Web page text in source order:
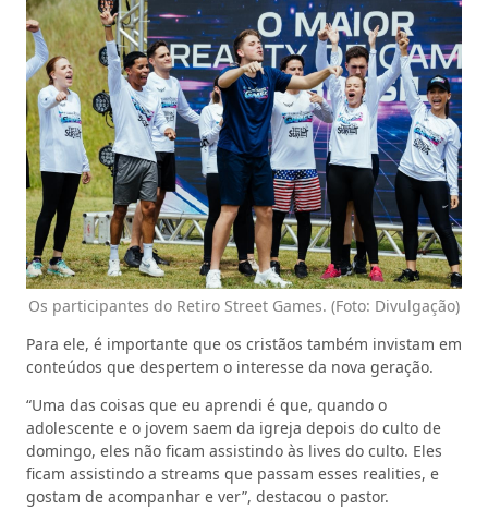
Os participantes do Retiro Street Games. (Foto: Divulgação)
Para ele, é importante que os cristãos também invistam em
conteúdos que despertem o interesse da nova geração.
“Uma das coisas que eu aprendi é que, quando o
adolescente e o jovem saem da igreja depois do culto de
domingo, eles não ficam assistindo às lives do culto. Eles
ficam assistindo a streams que passam esses realities, e
gostam de acompanhar e ver”, destacou o pastor.